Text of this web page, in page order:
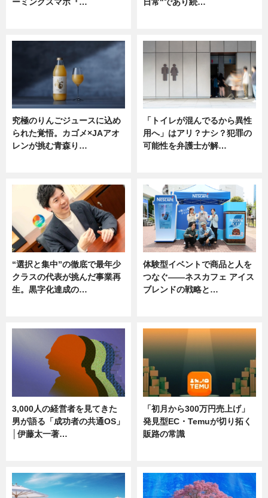
究極のりんごジュースに込め
られた覚悟。カゴメ×JAアオ
レンが挑む青森り…
「トイレが混んでるから異性
用へ」はアリ？ナシ？犯罪の
可能性を弁護士が解…
“選択と集中”の徹底で最年少
クラスの代表が挑んだ事業再
生。黒字化達成の…
体験型イベントで商品と人を
つなぐ――ネスカフェ アイス
ブレンドの戦略と…
3,000人の経営者を見てきた
男が語る「成功者の共通OS」
│伊藤太一著…
「初月から300万円売上げ」
発見型EC・Temuが切り拓く
販路の常識